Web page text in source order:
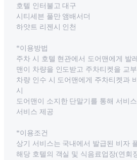
호텔 인터불고 대구
시티세븐 풀만 앰배서더
하얏트 리젠시 인천
*이용방법
주차 시 호텔 현관에서 도어맨에게 발
맨이 차량을 인도받고 주차티켓을 교부
차량 인수 시 도어맨에게 주차티켓과
시
도어맨이 소지한 단말기를 통해 서비
서비스 제공
*이용조건
상기 서비스는 국내에서 발급된 비자
해당 호텔의 객실 및 식음료업장(연회